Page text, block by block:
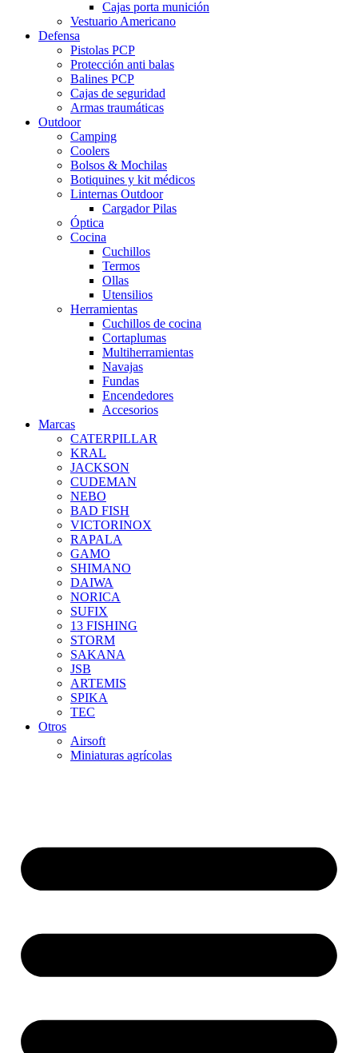
Cajas porta munición
Vestuario Americano
Defensa
Pistolas PCP
Protección anti balas
Balines PCP
Cajas de seguridad
Armas traumáticas
Outdoor
Camping
Coolers
Bolsos & Mochilas
Botiquines y kit médicos
Linternas Outdoor
Cargador Pilas
Óptica
Cocina
Cuchillos
Termos
Ollas
Utensilios
Herramientas
Cuchillos de cocina
Cortaplumas
Multiherramientas
Navajas
Fundas
Encendedores
Accesorios
Marcas
CATERPILLAR
KRAL
JACKSON
CUDEMAN
NEBO
BAD FISH
VICTORINOX
RAPALA
GAMO
SHIMANO
DAIWA
NORICA
SUFIX
13 FISHING
STORM
SAKANA
JSB
ARTEMIS
SPIKA
TEC
Otros
Airsoft
Miniaturas agrícolas